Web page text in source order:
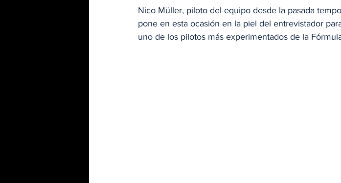
Nico Müller, piloto del equipo desde la pasada
pone en esta ocasión en la piel del entrevistador
uno de los pilotos más experimentados de la